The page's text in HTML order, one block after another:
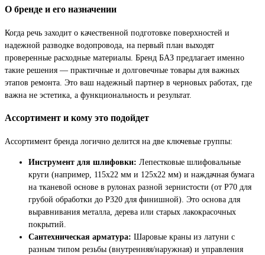
О бренде и его назначении
Когда речь заходит о качественной подготовке поверхностей и
надежной разводке водопровода, на первый план выходят
проверенные расходные материалы. Бренд БАЗ предлагает именно
такие решения — практичные и долговечные товары для важных
этапов ремонта. Это ваш надежный партнер в черновых работах, где
важна не эстетика, а функциональность и результат.
Ассортимент и кому это подойдет
Ассортимент бренда логично делится на две ключевые группы:
Инструмент для шлифовки: Лепестковые шлифовальные
круги (например, 115х22 мм и 125х22 мм) и наждачная бумага
на тканевой основе в рулонах разной зернистости (от Р70 для
грубой обработки до Р320 для финишной). Это основа для
выравнивания металла, дерева или старых лакокрасочных
покрытий.
Сантехническая арматура: Шаровые краны из латуни с
разным типом резьбы (внутренняя/наружная) и управления